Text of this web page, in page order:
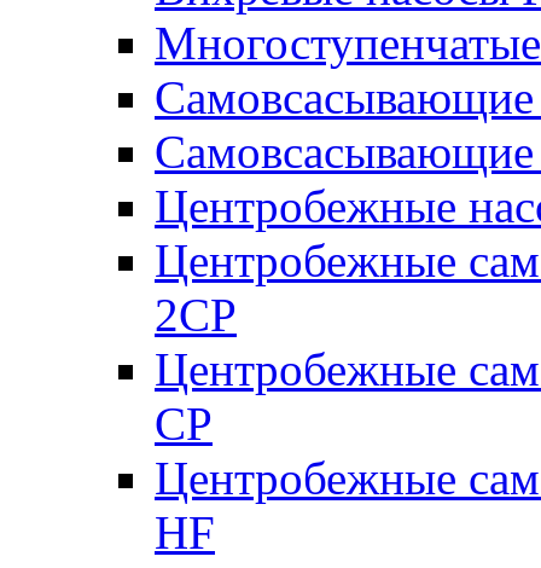
Самовсасывающие
Центробежные
Центробежные
2CP
Центробежные
CP
Центробежные
HF